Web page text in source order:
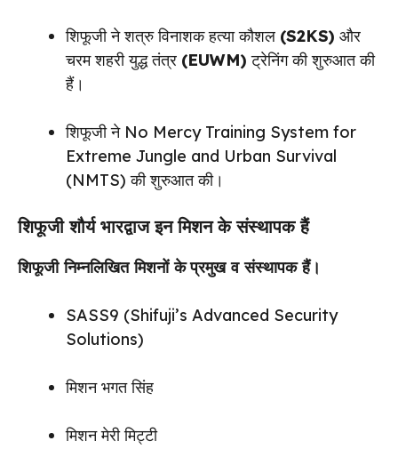
शिफूजी ने शत्रु विनाशक हत्या कौशल (S2KS) और
चरम शहरी युद्ध तंत्र (EUWM) ट्रेनिंग की शुरुआत की
हैं।
शिफूजी ने No Mercy Training System for
Extreme Jungle and Urban Survival
(NMTS) की शुरुआत की।
शिफूजी शौर्य भारद्वाज इन मिशन के संस्थापक हैं
शिफूजी निम्नलिखित मिशनों के प्रमुख व संस्थापक हैं।
SASS9 (Shifuji’s Advanced Security
Solutions)
मिशन भगत सिंह
मिशन मेरी मिट्टी